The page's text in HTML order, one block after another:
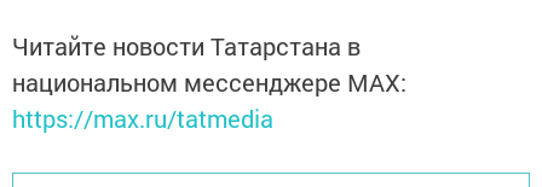
Читайте новости Татарстана в
национальном мессенджере MАХ:
https://max.ru/tatmedia